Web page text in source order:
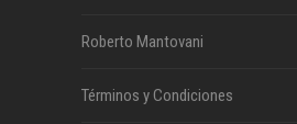
Roberto Mantovani
Términos y Condiciones